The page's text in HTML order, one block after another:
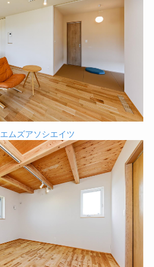
エムズアソシエイツ